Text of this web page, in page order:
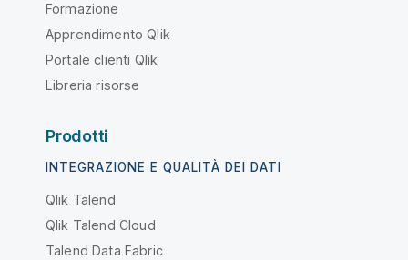
Formazione
Apprendimento Qlik
Portale clienti Qlik
Libreria risorse
Prodotti
INTEGRAZIONE E QUALITÀ DEI DATI
Qlik Talend
Qlik Talend Cloud
Talend Data Fabric